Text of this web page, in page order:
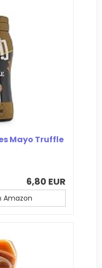
Mayo Truffle
6,80 EUR
Amazon